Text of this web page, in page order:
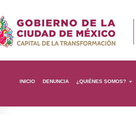
INICIO DENUNCIA ¿QUIÉNES SOMOS?